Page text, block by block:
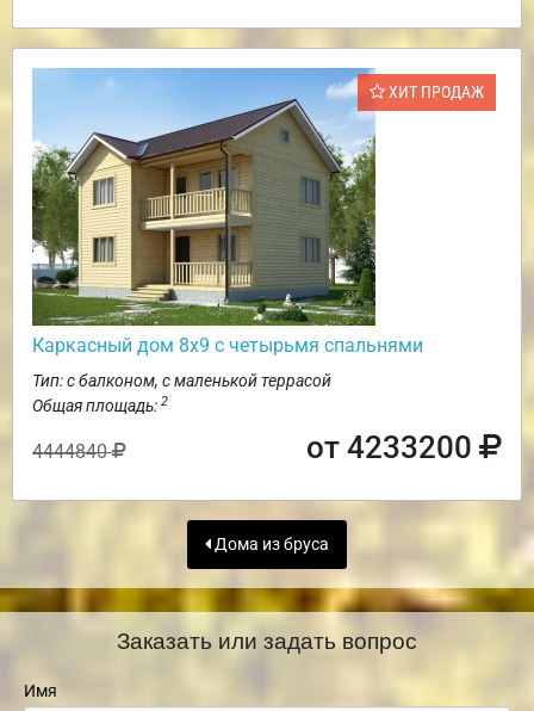
ХИТ ПРОДАЖ
Каркасный дом 8х9 с четырьмя спальнями
Тип: с балконом, с маленькой террасой
Общая площадь: 2
4444840 от 4233200
Дома из бруса
Заказать или задать вопрос
Имя